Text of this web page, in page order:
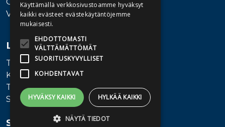
Vaihde: 010 345100
Lisätietoa
Toimitusehdot
Käyttöohjeet
Tietosuojaseloste
Saavutettavuusseloste
Seuraa meitä
Käyttämällä verkkosivustoamme hyväksyt
kaikki evästeet evästekäytäntöjemme
mukaisesti.
EHDOTTOMASTI
VÄLTTÄMÄTTÖMÄT
SUORITUSKYVYLLISET
KOHDENTAVAT
HYVÄKSY KAIKKI HYLKÄÄ KAIKKI
NÄYTÄ TIEDOT